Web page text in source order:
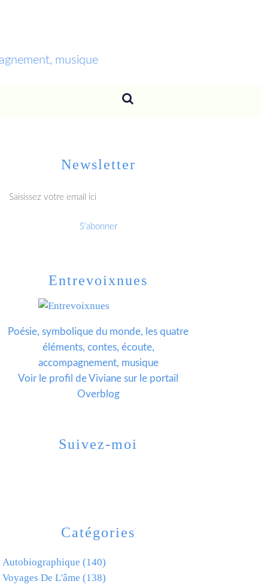
musique
Newsletter
Catégories
Autobiographique (140)
Voyages De L'âme (138)
Entrevoixnues
Poésie, symbolique du monde, les quatre
éléments, contes, écoute,
accompagnement, musique
Voir le profil deViviane sur le portail
Overblog
Suivez-moi